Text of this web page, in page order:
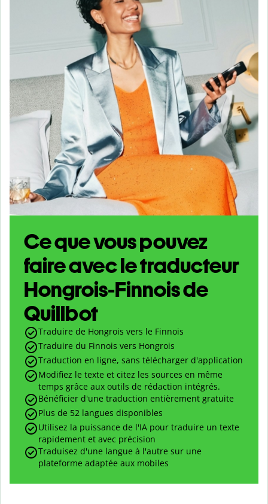
Ce que vous pouvez
faire avec le traducteur
Hongrois-Finnois de
Quillbot
Traduire de Hongrois vers le Finnois
Traduire du Finnois vers Hongrois
Traduction en ligne, sans télécharger d'application
Modifiez le texte et citez les sources en même
temps grâce aux outils de rédaction intégrés.
Bénéficier d'une traduction entièrement gratuite
Plus de 52 langues disponibles
Utilisez la puissance de l'IA pour traduire un texte
rapidement et avec précision
Traduisez d'une langue à l'autre sur une
plateforme adaptée aux mobiles